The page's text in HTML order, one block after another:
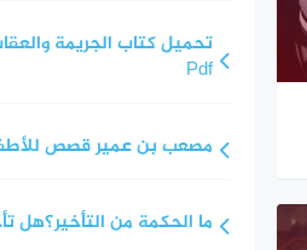
Pdf
مصعب بن عمير قصص
ما الحكمة من التأخير؟هل